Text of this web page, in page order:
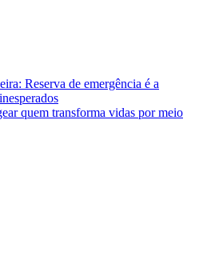
Reserva de emergência é a
quem transforma vidas por meio